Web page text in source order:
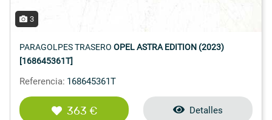
3
PARAGOLPES TRASERO OPEL ASTRA EDITION (2023)
[168645361T]
Referencia: 168645361T
363 € Detalles